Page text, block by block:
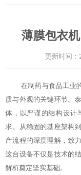
薄膜包衣
更新时间
在制药与食品工业的
质与外观的关键环节。
体，以严谨的结构设计
求。从稳固的基座架构
产流程的深度理解，致
这台设备不仅是技术的
解析奠定坚实基础。